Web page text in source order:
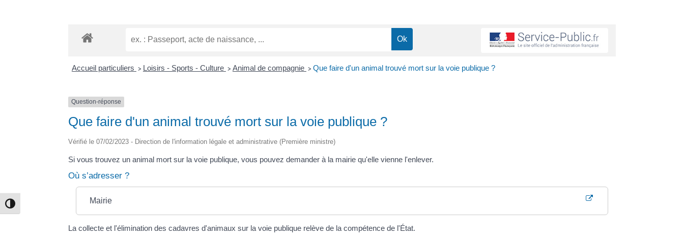
Passer en contraste élevé
Accueil particuliers > Loisirs - Sports - Culture > Animal de compagnie > Que faire d'un animal trouvé mort sur la voie publique ?
Question-réponse
Que faire d'un animal trouvé mort sur la voie publique ?
Vérifié le 07/02/2023 - Direction de l'information légale et administrative (Première ministre)
Si vous trouvez un animal mort sur la voie publique, vous pouvez demander à la mairie qu'elle vienne l'enlever.
Où s’adresser ?
Mairie
La collecte et l'élimination des cadavres d'animaux sur la voie publique relève de la compétence de l'État.